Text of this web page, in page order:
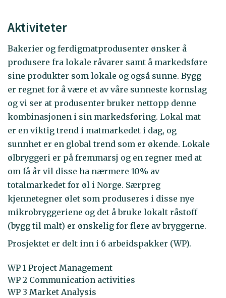
Aktiviteter
Bakerier og ferdigmatprodusenter ønsker å
produsere fra lokale råvarer samt å markedsføre
sine produkter som lokale og også sunne. Bygg
er regnet for å være et av våre sunneste kornslag
og vi ser at produsenter bruker nettopp denne
kombinasjonen i sin markedsføring. Lokal mat
er en viktig trend i matmarkedet i dag, og
sunnhet er en global trend som er økende. Lokale
ølbryggeri er på fremmarsj og en regner med at
om få år vil disse ha nærmere 10% av
totalmarkedet for øl i Norge. Særpreg
kjennetegner ølet som produseres i disse nye
mikrobryggeriene og det å bruke lokalt råstoff
(bygg til malt) er ønskelig for flere av bryggerne.
Prosjektet er delt inn i 6 arbeidspakker (WP).
WP 1 Project Management
WP 2 Communication activities
WP 3 Market Analysis